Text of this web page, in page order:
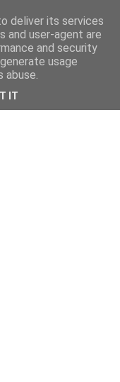
deliver its services
and user-agent are
and security
usage
abuse.
IT